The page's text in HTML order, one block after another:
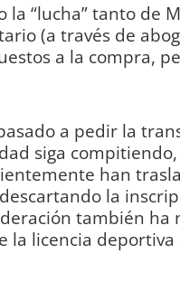
“lucha” tanto de
(a través de
a la compra,
a pedir la
siga
han
la
también ha
licencia